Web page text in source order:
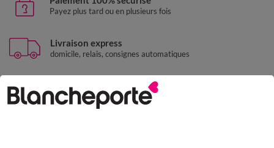
Payez plus tard ou en plusieurs fois
Livraison express
domicile, relais, consignes automatiques
Retours gratuits
sous 30 jours avec Mondial Relay uniquement